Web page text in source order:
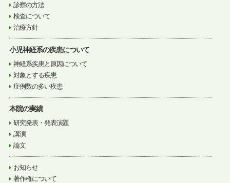
診察の方法
検査について
治療方針
小児神経系の疾患について
神経系疾患と原因について
対象とする疾患
症例数の多い疾患
本院の実績
研究発表・発表演題
講演
論文
お知らせ
著作権について